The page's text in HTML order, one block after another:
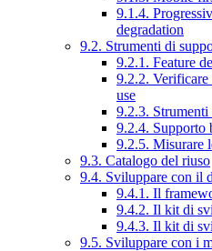
9.1.4.
degradation
9.2. Strumenti di
9.2.1. Feature
9.2.2.
use
9.2.3. Strumenti
9.2.4. Supporto
9.2.5. Misurare
9.3. Catalogo del riuso
9.4. Sviluppare con il
9.4.1. Il
9.4.2. Il kit di
9.4.3. Il kit di
9.5. Sviluppare con i